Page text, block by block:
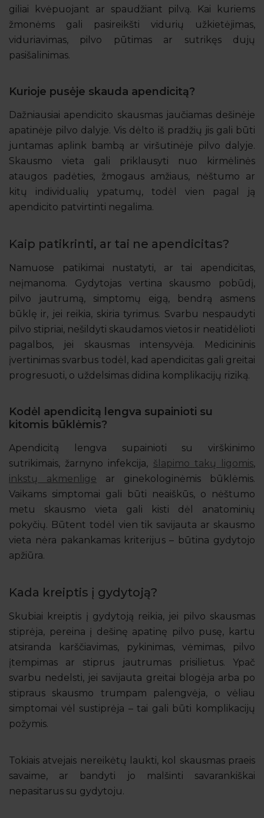
giliai kvėpuojant ar spaudžiant pilvą. Kai kuriems
žmonėms gali pasireikšti vidurių užkietėjimas,
viduriavimas, pilvo pūtimas ar sutrikęs dujų
pasišalinimas.
Kurioje pusėje skauda apendicitą?
Dažniausiai apendicito skausmas jaučiamas dešinėje
apatinėje pilvo dalyje. Vis dėlto iš pradžių jis gali būti
juntamas aplink bambą ar viršutinėje pilvo dalyje.
Skausmo vieta gali priklausyti nuo kirmėlinės
ataugos padėties, žmogaus amžiaus, nėštumo ar
kitų individualių ypatumų, todėl vien pagal ją
apendicito patvirtinti negalima.
Kaip patikrinti, ar tai ne apendicitas?
Namuose patikimai nustatyti, ar tai apendicitas,
neįmanoma. Gydytojas vertina skausmo pobūdį,
pilvo jautrumą, simptomų eigą, bendrą asmens
būklę ir, jei reikia, skiria tyrimus. Svarbu nespaudyti
pilvo stipriai, nešildyti skaudamos vietos ir neatidėlioti
pagalbos, jei skausmas intensyvėja. Medicininis
įvertinimas svarbus todėl, kad apendicitas gali greitai
progresuoti, o uždelsimas didina komplikacijų riziką.
Kodėl apendicitą lengva supainioti su
kitomis būklėmis?
Apendicitą lengva supainioti su virškinimo
sutrikimais, žarnyno infekcija, šlapimo takų ligomis,
inkstų akmenlige ar ginekologinėmis būklėmis.
Vaikams simptomai gali būti neaiškūs, o nėštumo
metu skausmo vieta gali kisti dėl anatominių
pokyčių. Būtent todėl vien tik savijauta ar skausmo
vieta nėra pakankamas kriterijus – būtina gydytojo
apžiūra.
Kada kreiptis į gydytoją?
Skubiai kreiptis į gydytoją reikia, jei pilvo skausmas
stiprėja, pereina į dešinę apatinę pilvo pusę, kartu
atsiranda karščiavimas, pykinimas, vėmimas, pilvo
įtempimas ar stiprus jautrumas prisilietus. Ypač
svarbu nedelsti, jei savijauta greitai blogėja arba po
stipraus skausmo trumpam palengvėja, o vėliau
simptomai vėl sustiprėja – tai gali būti komplikacijų
požymis.
Tokiais atvejais nereikėtų laukti, kol skausmas praeis
savaime, ar bandyti jo malšinti savarankiškai
nepasitarus su gydytoju.